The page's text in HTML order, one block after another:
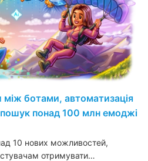
між ботами, автоматизація
пошук понад 100 млн емоджі
10 нових можливостей,
отримувати…